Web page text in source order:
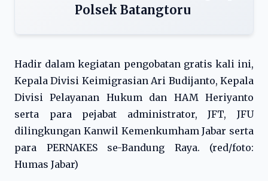
Polsek Batangtoru
Hadir dalam kegiatan pengobatan gratis kali ini,
Kepala Divisi Keimigrasian Ari Budijanto, Kepala
Divisi Pelayanan Hukum dan HAM Heriyanto
serta para pejabat administrator, JFT, JFU
dilingkungan Kanwil Kemenkumham Jabar serta
para PERNAKES se-Bandung Raya. (red/foto:
Humas Jabar)